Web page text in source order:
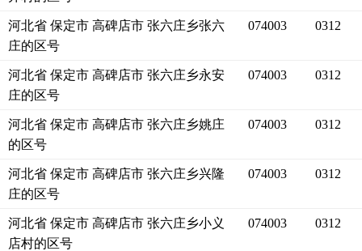
河北省 保定市 高碑店市 张六庄乡张六
庄的区号
074003 0312
河北省 保定市 高碑店市 张六庄乡永安
庄的区号
074003 0312
河北省 保定市 高碑店市 张六庄乡姚庄
的区号
074003 0312
河北省 保定市 高碑店市 张六庄乡兴隆
庄的区号
074003 0312
河北省 保定市 高碑店市 张六庄乡小义
店村的区号
074003 0312